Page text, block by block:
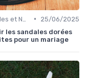
•
25/06/2025
les sandales dorées
pour un mariage